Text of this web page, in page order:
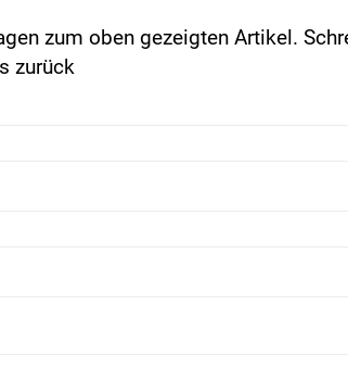
zum oben gezeigten Artikel.
zurück